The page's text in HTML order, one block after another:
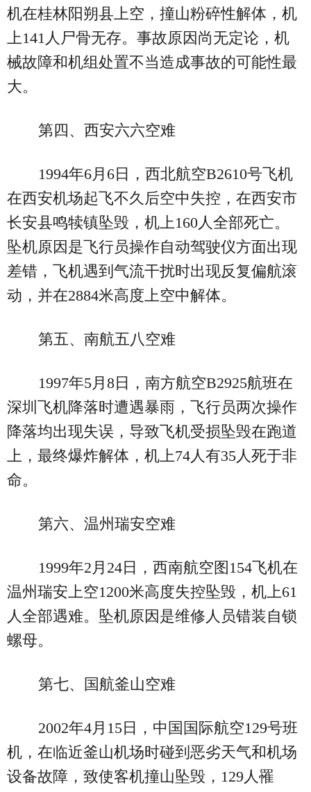
机在桂林阳朔县上空，撞山粉碎性解体，机
上141人尸骨无存。事故原因尚无定论，机
械故障和机组处置不当造成事故的可能性最
大。
第四、西安六六空难
1994年6月6日，西北航空B2610号飞机
在西安机场起飞不久后空中失控，在西安市
长安县鸣犊镇坠毁，机上160人全部死亡。
坠机原因是飞行员操作自动驾驶仪方面出现
差错，飞机遇到气流干扰时出现反复偏航滚
动，并在2884米高度上空中解体。
第五、南航五八空难
1997年5月8日，南方航空B2925航班在
深圳飞机降落时遭遇暴雨，飞行员两次操作
降落均出现失误，导致飞机受损坠毁在跑道
上，最终爆炸解体，机上74人有35人死于非
命。
第六、温州瑞安空难
1999年2月24日，西南航空图154飞机在
温州瑞安上空1200米高度失控坠毁，机上61
人全部遇难。坠机原因是维修人员错装自锁
螺母。
第七、国航釜山空难
2002年4月15日，中国国际航空129号班
机，在临近釜山机场时碰到恶劣天气和机场
设备故障，致使客机撞山坠毁，129人罹